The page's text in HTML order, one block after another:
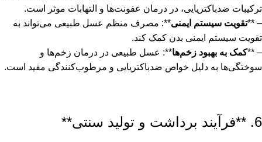
ترکیبات ضدباکتریایی، در درمان عفونت‌ها و التهابات موثر است.
– **تقویت سیستم ایمنی**: مصرف منظم عسل طبیعی می‌تواند به
تقویت سیستم ایمنی بدن کمک کند.
– **کمک به بهبود زخم‌ها**: عسل طبیعی در درمان زخم‌ها و
سوختگی‌ها به دلیل خواص ضدباکتریایی و مرطوب‌کنندگی مفید است.
6. **فرآیند برداشت و تولید سنتی**